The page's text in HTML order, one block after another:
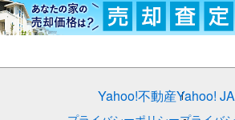
Yahoo!不動産Yahoo!